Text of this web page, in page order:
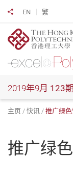
EN 繁
分享到
2019年9月 123期
主页 快讯 推广绿
推广绿